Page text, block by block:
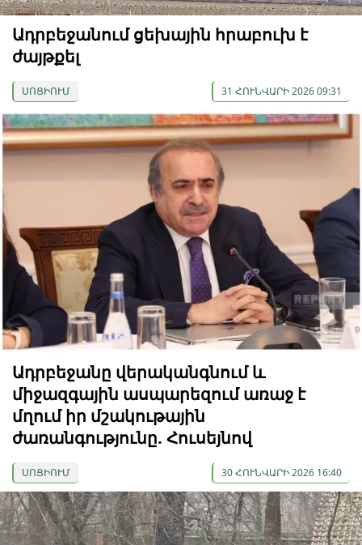
Ադրբեջանում ցեխային հրաբուխ է
ժայթքել
ՍՈՑԻՈՒՄ 31 ՀՈՒՆՎԱՐԻ 2026 09:31
Ադրբեջանը վերականգնում և
միջազգային ասպարեզում առաջ է
մղում իր մշակութային
ժառանգությունը. Հուսեյնով
ՍՈՑԻՈՒՄ 30 ՀՈՒՆՎԱՐԻ 2026 16:40